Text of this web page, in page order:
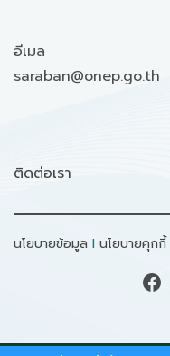
อีเมล
saraban@onep.go.th
ติดต่อเรา
นโยบายข้อมูล I นโยบายคุกกี้
Facebook